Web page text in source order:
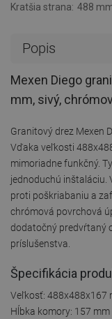
Kratšia strana: 488
Popis
Mexen Diego
mm, sivý,
Granitový drez Mexen
Vďaka veľkosti
mimoriadne funkčný.
jednoduchú inštaláciu.
proti poškriabaniu a
chrómová povrchová
dodatočný predvŕtaný
príslušenstva.
Špecifikácia
Veľkosť: 488x488x167
Hĺbka komory: 157 mm